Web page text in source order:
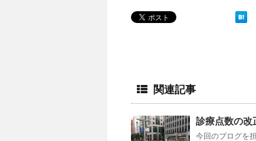
関連記事
診療点数の改
今回のブログを